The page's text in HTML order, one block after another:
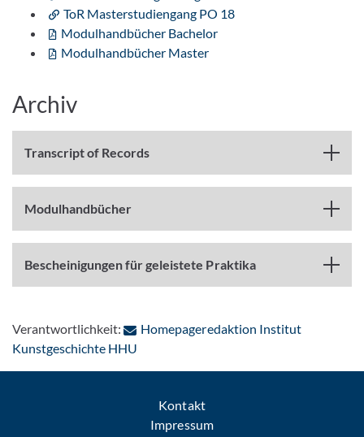
ToR Masterstudiengang PO 18
Modulhandbücher Bachelor
Modulhandbücher Master
Archiv
Transcript of Records
Modulhandbücher
Bescheinigungen für geleistete Praktika
Verantwortlichkeit:
Homepageredaktion Institut
Kunstgeschichte HHU
Kontakt
Impressum